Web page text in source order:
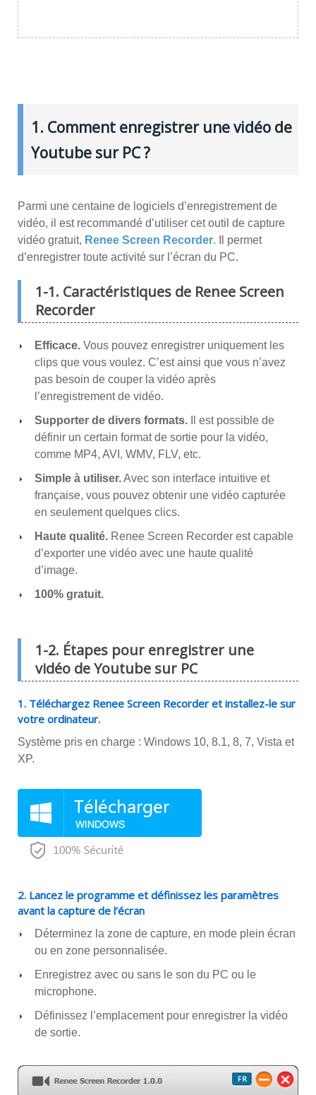
1. Comment enregistrer une vidéo de
Youtube sur PC ?
Parmi une centaine de logiciels d’enregistrement de
vidéo, il est recommandé d’utiliser cet outil de capture
vidéo gratuit, Renee Screen Recorder. Il permet
d’enregistrer toute activité sur l’écran du PC.
1-1. Caractéristiques de Renee Screen
Recorder
Efficace. Vous pouvez enregistrer uniquement les
clips que vous voulez. C’est ainsi que vous n’avez
pas besoin de couper la vidéo après
l’enregistrement de vidéo.
Supporter de divers formats. Il est possible de
définir un certain format de sortie pour la vidéo,
comme MP4, AVI, WMV, FLV, etc.
Simple à utiliser.Avec son interface intuitive et
française, vous pouvez obtenir une vidéo capturée
en seulement quelques clics.
Haute qualité. Renee Screen Recorder est capable
d’exporter une vidéo avec une haute qualité
d’image.
100% gratuit.
1-2. Étapes pour enregistrer une
vidéo de Youtube sur PC
1. Téléchargez Renee Screen Recorder et installez-le sur
votre ordinateur.
Système pris en charge : Windows 10, 8.1, 8, 7, Vista et
XP.
2. Lancez le programme et définissez les paramètres
avant la capture de l’écran
Déterminez la zone de capture, en mode plein écran
ou en zone personnalisée.
Enregistrez avec ou sans le son du PC ou le
microphone.
Définissez l’emplacement pour enregistrer la vidéo
de sortie.